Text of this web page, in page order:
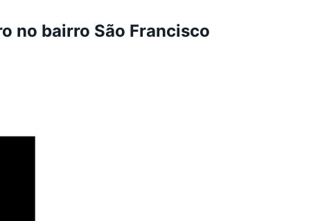
no bairro São Francisco